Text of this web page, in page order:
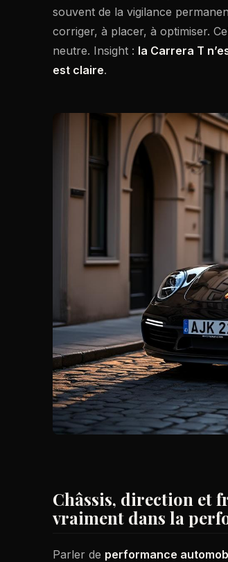
souvent de la vigilance
corriger, à placer, à optimiser.
neutre. Insight : la Carrera T
est claire.
Châssis, direction et
vraiment dans la
Parler de performance